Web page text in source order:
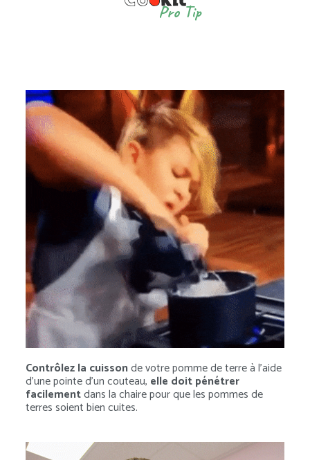
Pro Tip
Contrôlez la cuissonde votre pomme de terre à l’aide
d’une pointe d’un couteau, elle doit pénétrer
facilementdans la chaire pour que les pommes de
terres soient bien cuites.